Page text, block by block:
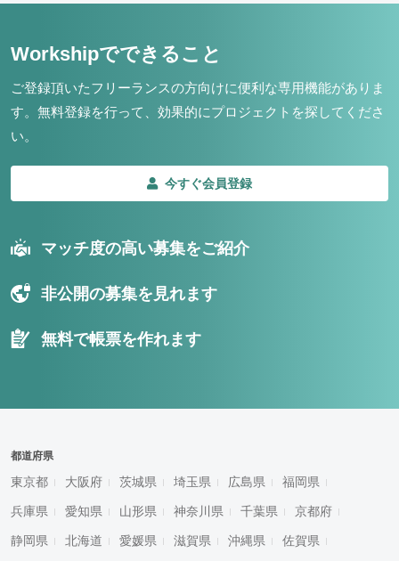
Workshipでできること
ご登録頂いたフリーランスの方向けに便利な専用機能がありま
す。 無料登録を行って、効果的にプロジェクトを探してくださ
い。
今すぐ会員登録
マッチ度の高い募集をご紹介
非公開の募集を見れます
無料で帳票を作れます
都道府県
東京都 大阪府 茨城県 埼玉県 広島県 福岡県
兵庫県 愛知県 山形県 神奈川県 千葉県 京都府
静岡県 北海道 愛媛県 滋賀県 沖縄県 佐賀県